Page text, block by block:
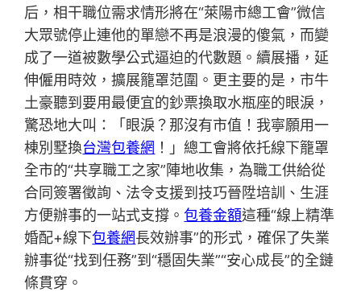
后，相干職位需求情形將在“萊陽市總工會”微信
大眾號停止連他的單戀不再是浪漫的傻氣，而變
成了一道被數學公式逼迫的代數題。續展播，延
伸僱用時效，擴展籠罩范圍。更主要的是，市牛
土豪聽到要用最便宜的鈔票換取水瓶座的眼淚，
驚恐地大叫：「眼淚？那沒有市值！我寧願用一
棟別墅換台灣包養網 ！」總工會將依托線下籠罩
全市的“共享職工之家”陣地收集，為職工供給從
合同簽署徵詢、法令支援到技巧晉陞培訓、生涯
方便辦事的一站式支撐。包養金額這種“線上精準
婚配+線下包養網長效辦事”的形式，確保了失業
辦事從“找到任務”到“穩固失業”“安心成長”的全鏈
條貫穿。